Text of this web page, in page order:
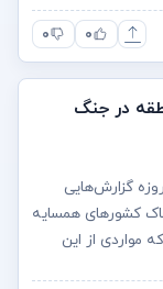
۰ ۰
در جنگ
کاظم غریب‌آبادی می‌گوید، ایران در طول جنگ ۴۰روزه گزارش‌هایی
کشورهای همسایه
مواردی از این